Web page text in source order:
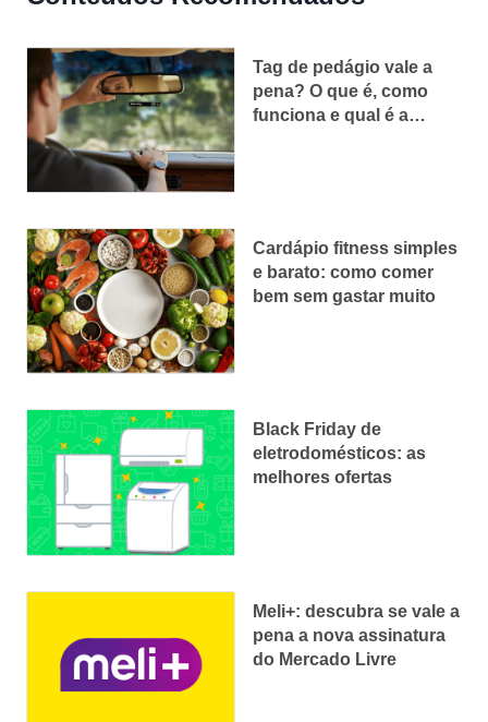
Tag de pedágio vale a
pena? O que é, como
funciona e qual é a
Cardápio fitness simples
e barato: como comer
bem sem gastar muito
Black Friday de
eletrodomésticos: as
melhores ofertas
Meli+: descubra se vale a
pena a nova assinatura
do Mercado Livre